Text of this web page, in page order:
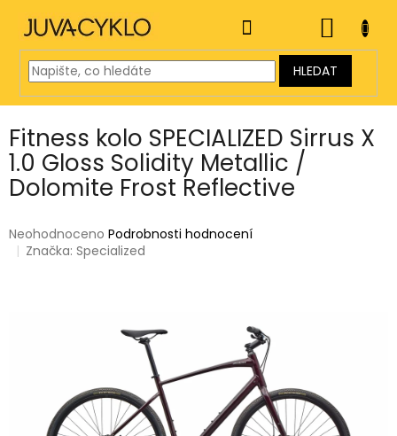
obsah
HLEDAT
KOŠÍK
Fitness kolo SPECIALIZED Sirrus X
1.0 Gloss Solidity Metallic /
Dolomite Frost Reflective
Průměrné
hodnocení
Neohodnoceno Podrobnosti hodnocení
Značka:Specialized